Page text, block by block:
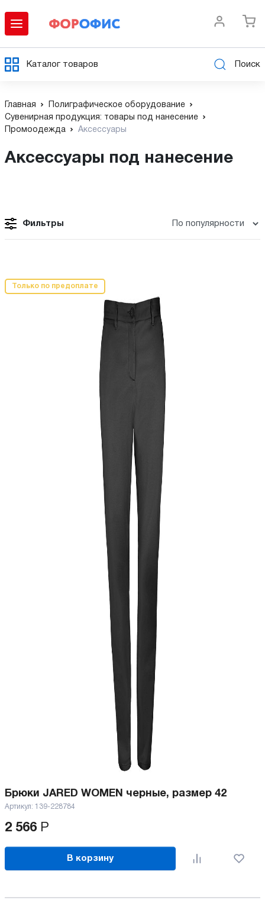
Каталог товаров Поиск
Главная
Полиграфическое оборудование
Сувенирная продукция: товары под нанесение
Промоодежда
Аксессуары
Аксессуары под нанесение
Фильтры
Только по предоплате
Брюки JARED WOMEN черные, размер 42
Артикул: 139-228784
2 566 Р
В корзину